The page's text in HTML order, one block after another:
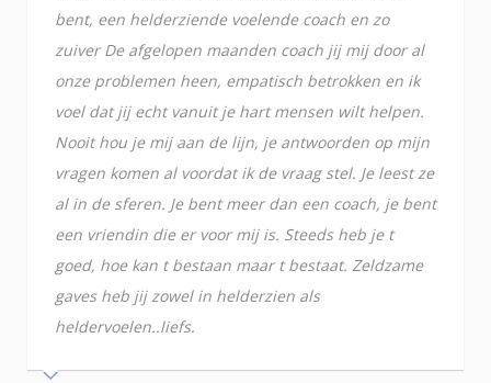
bent, een helderziende voelende coach en zo
zuiver De afgelopen maanden coach jij mij door al
onze problemen heen, empatisch betrokken en ik
voel dat jij echt vanuit je hart mensen wilt helpen.
Nooit hou je mij aan de lijn, je antwoorden op mijn
vragen komen al voordat ik de vraag stel. Je leest ze
al in de sferen. Je bent meer dan een coach, je bent
een vriendin die er voor mij is. Steeds heb je t
goed, hoe kan t bestaan maar t bestaat. Zeldzame
gaves heb jij zowel in helderzien als
heldervoelen..liefs.